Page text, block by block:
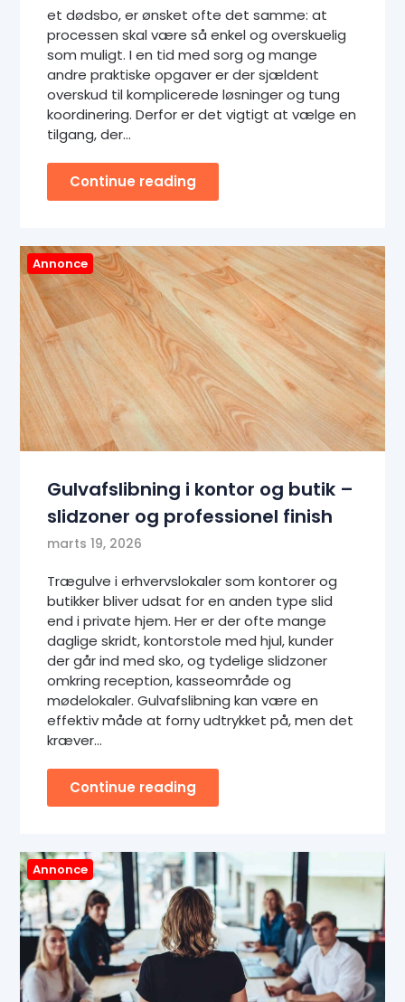
et dødsbo, er ønsket ofte det samme: at
processen skal være så enkel og overskuelig
som muligt. I en tid med sorg og mange
andre praktiske opgaver er der sjældent
overskud til komplicerede løsninger og tung
koordinering. Derfor er det vigtigt at vælge en
tilgang, der…
Continue reading
Annonce
Gulvafslibning i kontor og butik –
slidzoner og professionel finish
marts 19, 2026
Trægulve i erhvervslokaler som kontorer og
butikker bliver udsat for en anden type slid
end i private hjem. Her er der ofte mange
daglige skridt, kontorstole med hjul, kunder
der går ind med sko, og tydelige slidzoner
omkring reception, kasseområde og
mødelokaler. Gulvafslibning kan være en
effektiv måde at forny udtrykket på, men det
kræver…
Continue reading
Annonce